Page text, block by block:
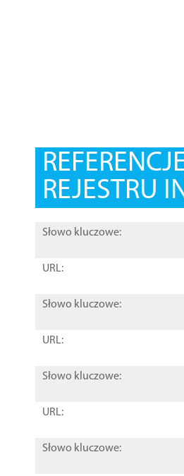
REJESTRU
Słowo kluczowe:
URL:
Słowo kluczowe:
URL:
Słowo kluczowe:
URL:
Słowo kluczowe: